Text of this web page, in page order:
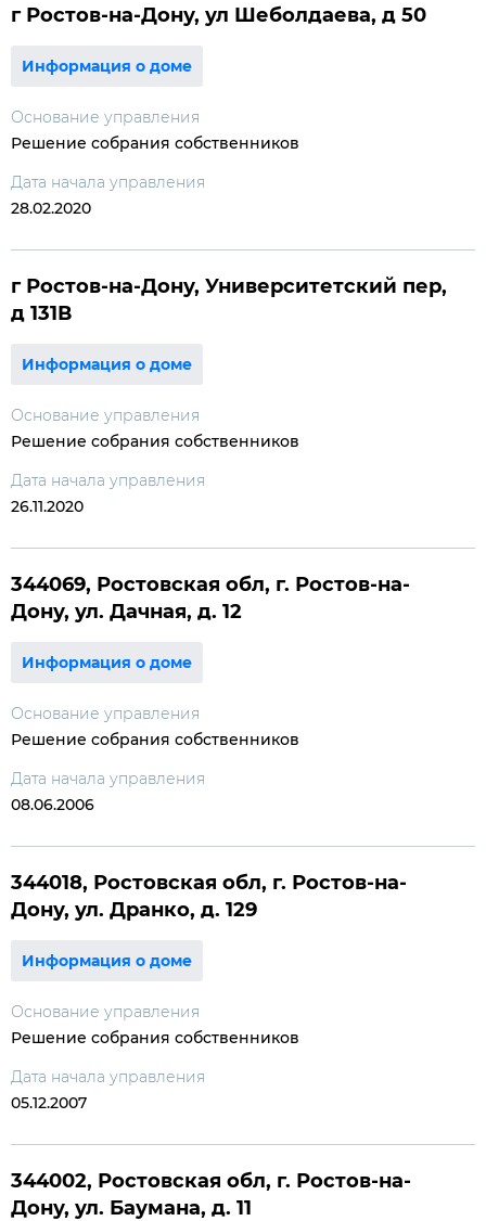
г Ростов-на-Дону, ул Шеболдаева, д 50
Информация о доме
Основание управления
Решение собрания собственников
Дата начала управления
28.02.2020
г Ростов-на-Дону, Университетский пер,
д 131В
Информация о доме
Основание управления
Решение собрания собственников
Дата начала управления
26.11.2020
344069, Ростовская обл, г. Ростов-на-
Дону, ул. Дачная, д. 12
Информация о доме
Основание управления
Решение собрания собственников
Дата начала управления
08.06.2006
344018, Ростовская обл, г. Ростов-на-
Дону, ул. Дранко, д. 129
Информация о доме
Основание управления
Решение собрания собственников
Дата начала управления
05.12.2007
344002, Ростовская обл, г. Ростов-на-
Дону, ул. Баумана, д. 11